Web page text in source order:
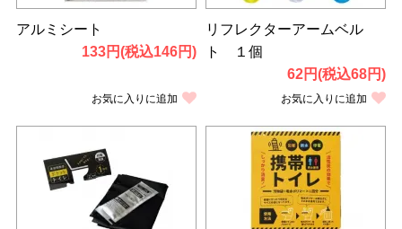
アルミシート
133円(税込146円)
お気に入りに追加
リフレクターアームベル
ト １個
62円(税込68円)
お気に入りに追加